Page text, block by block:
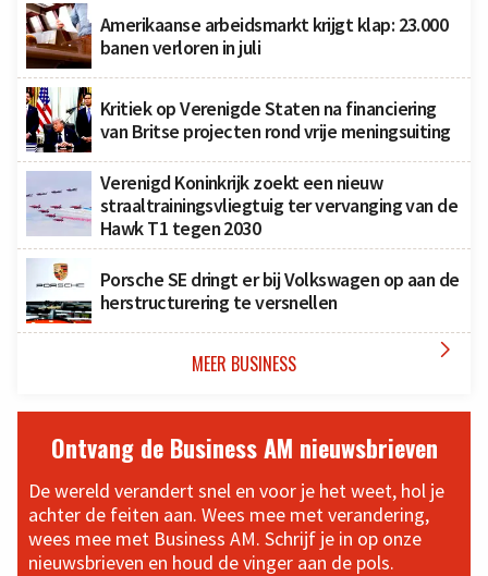
Amerikaanse arbeidsmarkt krijgt klap: 23.000
banen verloren in juli
Kritiek op Verenigde Staten na financiering
van Britse projecten rond vrije meningsuiting
Verenigd Koninkrijk zoekt een nieuw
straaltrainingsvliegtuig ter vervanging van de
Hawk T1 tegen 2030
Porsche SE dringt er bij Volkswagen op aan de
herstructurering te versnellen
MEER BUSINESS 
Ontvang de Business AM nieuwsbrieven
De wereld verandert snel en voor je het weet, hol je
achter de feiten aan. Wees mee met verandering,
wees mee met Business AM. Schrijf je in op onze
nieuwsbrieven en houd de vinger aan de pols.